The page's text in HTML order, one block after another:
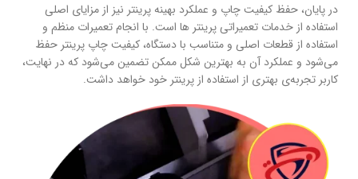
در پایان، حفظ کیفیت چاپ و عملکرد بهینه پرینتر نیز از مزایای اصلی
استفاده از خدمات تعمیراتی پرینتر ها است. با انجام تعمیرات منظم و
استفاده از قطعات اصلی و متناسب با دستگاه، کیفیت چاپ پرینتر حفظ
می‌شود و عملکرد آن به بهترین شکل ممکن تضمین می‌شود که در نهایت،
کاربر تجربه‌ی بهتری از استفاده از پرینتر خود خواهد داشت.